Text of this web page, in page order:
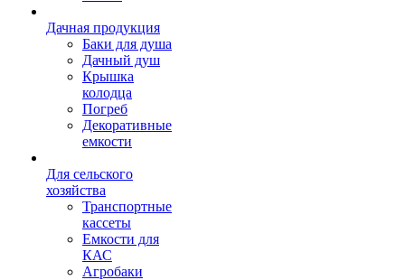
Дачная продукция
Баки для душа
Дачный душ
Крышка
колодца
Погреб
Декоративные
емкости
Для сельского
хозяйства
Транспортные
кассеты
Емкости для
КАС
Агробаки